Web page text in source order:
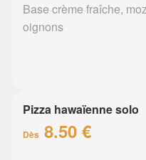
Base crème fraîche,
oignons
Pizza hawaïenne solo
Dès 8.50 €